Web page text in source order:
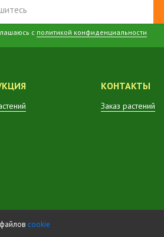
с политикой конфиденциальности
КОНТАКТЫ
Заказ растений
cookie